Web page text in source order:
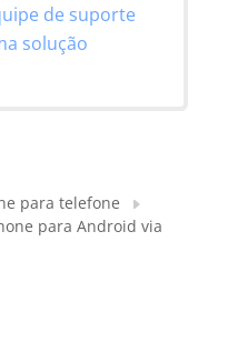
de suporte
solução
para telefone
para Android via